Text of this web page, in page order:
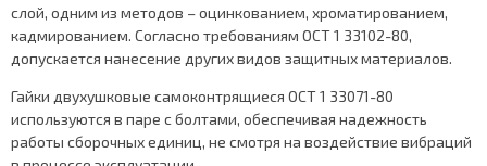
слой, одним из методов – оцинкованием, хроматированием,
кадмированием. Согласно требованиям ОСТ 1 33102-80,
допускается нанесение других видов защитных материалов.
Гайки двухушковые самоконтрящиеся ОСТ 1 33071-80
используются в паре с болтами, обеспечивая надежность
работы сборочных единиц, не смотря на воздействие вибраций